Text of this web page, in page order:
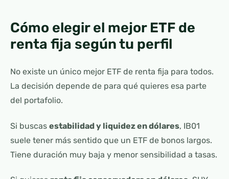
Cómo elegir el mejor ETF de
renta fija según tu perfil
No existe un único mejor ETF de renta fija para todos.
La decisión depende de para qué quieres esa parte
del portafolio.
Si buscas estabilidad y liquidez en dólares, IB01
suele tener más sentido que un ETF de bonos largos.
Tiene duración muy baja y menor sensibilidad a tasas.